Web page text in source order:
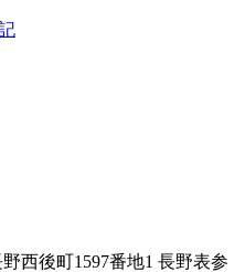
西後町1597番地1 長野表参